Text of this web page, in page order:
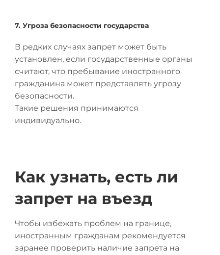
7. Угроза безопасности государства
В редких случаях запрет может быть
установлен, если государственные органы
считают, что пребывание иностранного
гражданина может представлять угрозу
безопасности.
Такие решения принимаются
индивидуально.
Как узнать, есть ли
запрет на въезд
Чтобы избежать проблем на границе,
иностранным гражданам рекомендуется
заранее проверить наличие запрета на